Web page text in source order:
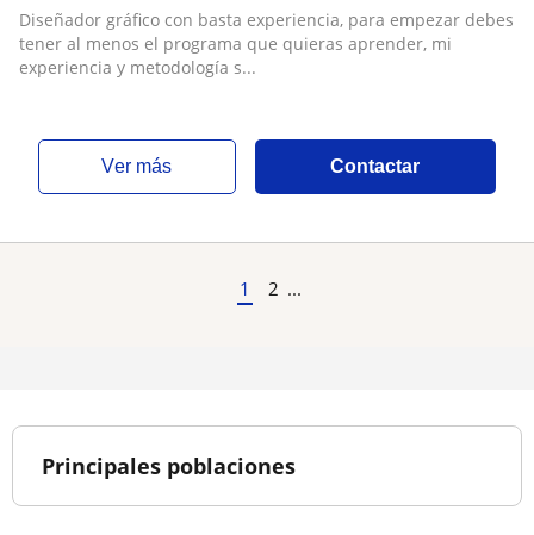
Diseñador gráfico con basta experiencia, para empezar debes
tener al menos el programa que quieras aprender, mi
experiencia y metodología s...
ver más Contactar
1 2 ...
Principales poblaciones